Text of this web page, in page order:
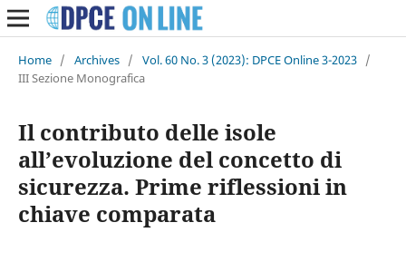
Home / Archives / Vol. 60 No. 3 (2023): DPCE Online 3-2023 /
III Sezione Monografica
Il contributo delle isole
all’evoluzione del concetto di
sicurezza. Prime riflessioni in
chiave comparata